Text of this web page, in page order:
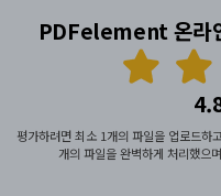
PDFelement 온라
평가하려면 최소 1개의 파일을 업로드하
개의 파일을 완벽하게 처리했으